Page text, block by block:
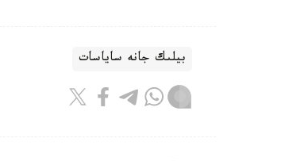
بيلىك جانە ساياسات